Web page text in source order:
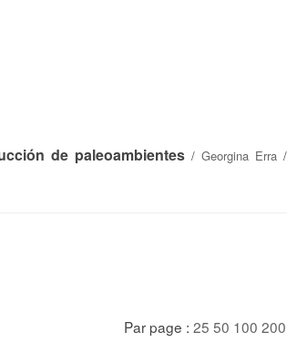
de paleoambientes/ Georgina Erra/
Par page : 25 50 100 200